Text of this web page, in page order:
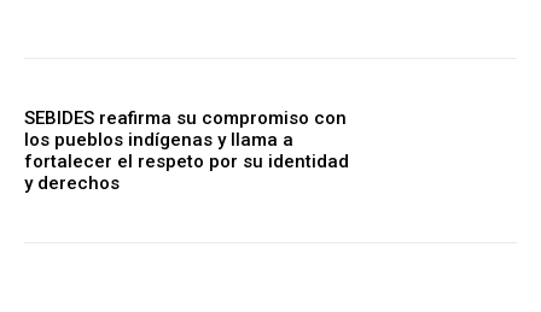
SEBIDES reafirma su compromiso con
los pueblos indígenas y llama a
fortalecer el respeto por su identidad
y derechos